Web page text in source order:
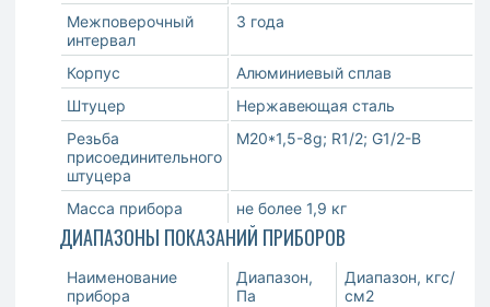
Межповерочный
интервал
3 года
Корпус
Алюминиевый сплав
Штуцер
Нержавеющая сталь
Резьба
присоединительного
штуцера
М20*1,5-8g; R1/2; G1/2-B
Масса прибора не более 1,9 кг
ДИАПАЗОНЫ ПОКАЗАНИЙ ПРИБОРОВ
Наименование
прибора
Диапазон,
Па
Диапазон, кгс/
см2